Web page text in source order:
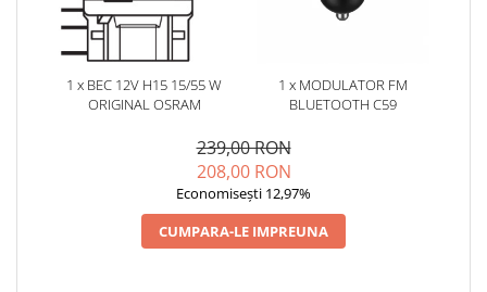
1 x BEC 12V H15 15/55 W
ORIGINAL OSRAM
1 x MODULATOR FM
BLUETOOTH C59
239,00 RON
208,00 RON
Economisești 12,97%
CUMPARA-LE IMPREUNA